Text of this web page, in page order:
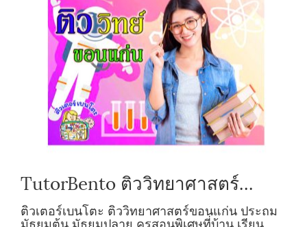
TutorBento ติววิทยาศาสตร์
ขอนแก่น ประถม มัธยมต้น มัธยม
ติวเตอร์เบนโตะ ติววิทยาศาสตร์ขอนแก่น ประถม